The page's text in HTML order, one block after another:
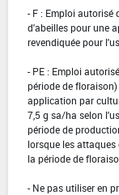
- F : Emploi autorisé
d'abeilles pour une
revendiquée pour
- PE : Emploi
période de
application par
7,5 g sa/ha selon
période de
lorsque les
la période de
- Ne pas utiliser en